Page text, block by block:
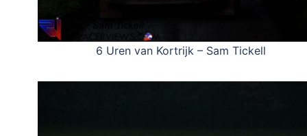
6 Uren van Kortrijk – Sam Tickell